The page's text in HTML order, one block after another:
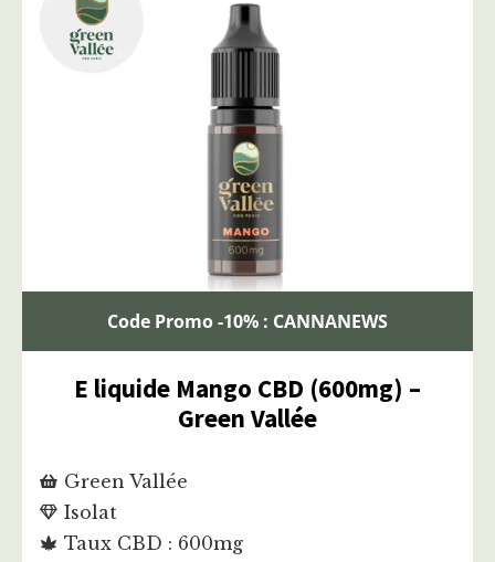
Code Promo -10% : CANNANEWS
E liquide Mango CBD (600mg) –
Green Vallée
Green Vallée
Isolat
Taux CBD : 600mg